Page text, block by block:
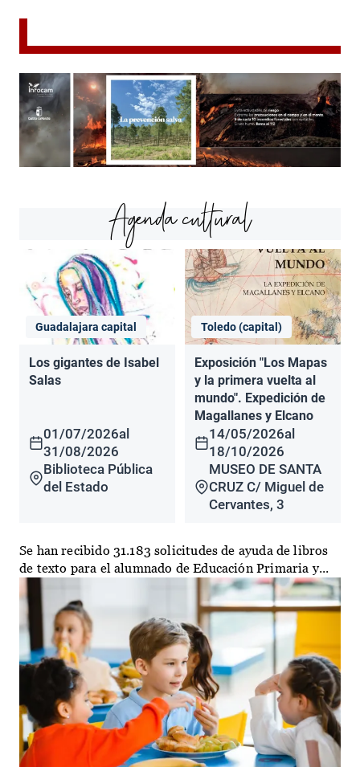
Agenda cultural
Guadalajara capital
Los gigantes de Isabel
Salas
01/07/2026al
31/08/2026
Biblioteca Pública
del Estado
Toledo (capital)
Exposición "Los Mapas
y la primera vuelta al
mundo". Expedición de
Magallanes y Elcano
14/05/2026al
18/10/2026
MUSEO DE SANTA
CRUZ C/ Miguel de
Cervantes, 3
Se han recibido 31.183 solicitudes de ayuda de libros
de texto para el alumnado de Educación Primaria y...